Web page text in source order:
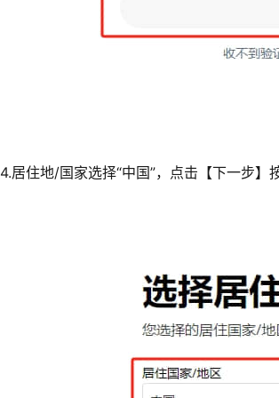
4.居住地/国家选择“中国”，点击【下一步】